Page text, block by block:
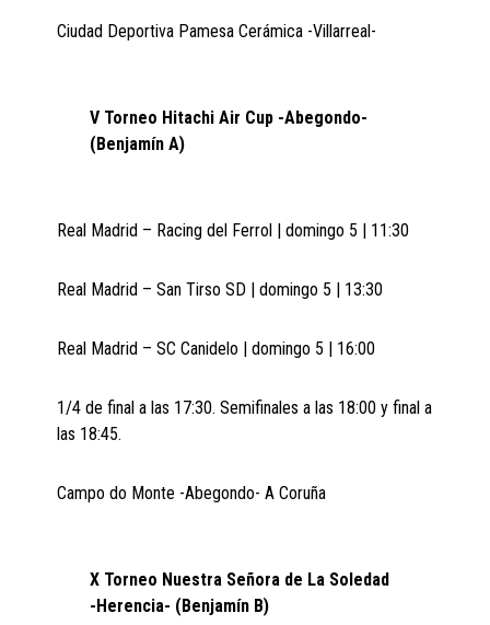
Ciudad Deportiva Pamesa Cerámica -Villarreal-
V Torneo Hitachi Air Cup -Abegondo-
(Benjamín A)
Real Madrid – Racing del Ferrol | domingo 5 | 11:30
Real Madrid – San Tirso SD | domingo 5 | 13:30
Real Madrid – SC Canidelo | domingo 5 | 16:00
1/4 de final a las 17:30. Semifinales a las 18:00 y final a
las 18:45.
Campo do Monte -Abegondo- A Coruña
X Torneo Nuestra Señora de La Soledad
-Herencia- (Benjamín B)